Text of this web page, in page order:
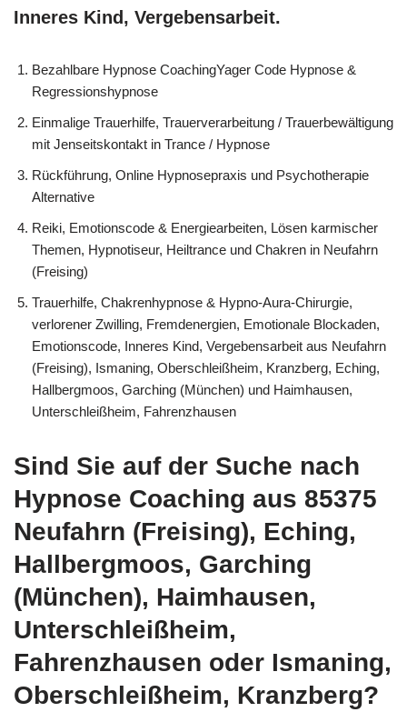
Inneres Kind, Vergebensarbeit.
Bezahlbare Hypnose CoachingYager Code Hypnose &
Regressionshypnose
Einmalige Trauerhilfe, Trauerverarbeitung / Trauerbewältigung
mit Jenseitskontakt in Trance / Hypnose
Rückführung, Online Hypnosepraxis und Psychotherapie
Alternative
Reiki, Emotionscode & Energiearbeiten, Lösen karmischer
Themen, Hypnotiseur, Heiltrance und Chakren in Neufahrn
(Freising)
Trauerhilfe, Chakrenhypnose & Hypno-Aura-Chirurgie,
verlorener Zwilling, Fremdenergien, Emotionale Blockaden,
Emotionscode, Inneres Kind, Vergebensarbeit aus Neufahrn
(Freising), Ismaning, Oberschleißheim, Kranzberg, Eching,
Hallbergmoos, Garching (München) und Haimhausen,
Unterschleißheim, Fahrenzhausen
Sind Sie auf der Suche nach
Hypnose Coaching aus 85375
Neufahrn (Freising), Eching,
Hallbergmoos, Garching
(München), Haimhausen,
Unterschleißheim,
Fahrenzhausen oder Ismaning,
Oberschleißheim, Kranzberg?